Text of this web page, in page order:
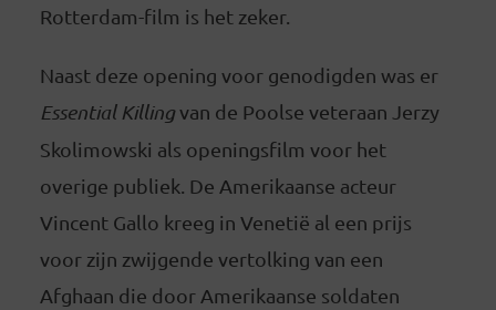
Rotterdam-film is het zeker.
Naast deze opening voor genodigden was er
Essential Killingvan de Poolse veteraan Jerzy
Skolimowski als openingsfilm voor het
overige publiek. De Amerikaanse acteur
Vincent Gallo kreeg in Venetië al een prijs
voor zijn zwijgende vertolking van een
Afghaan die door Amerikaanse soldaten